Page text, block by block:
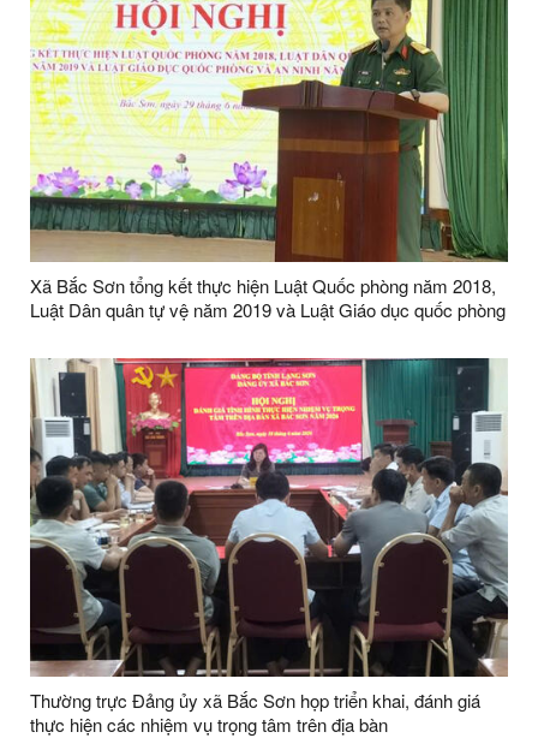
Xã Bắc Sơn tổng kết thực hiện Luật Quốc phòng năm 2018,
Luật Dân quân tự vệ năm 2019 và Luật Giáo dục quốc phòng
Thường trực Đảng ủy xã Bắc Sơn họp triển khai, đánh giá
thực hiện các nhiệm vụ trọng tâm trên địa bàn